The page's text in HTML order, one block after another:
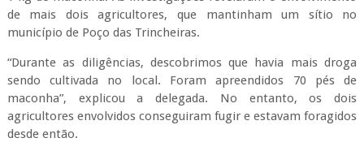
de mais dois agricultores, que mantinham um sítio no
município de Poço das Trincheiras.
“Durante as diligências, descobrimos que havia mais droga
sendo cultivada no local. Foram apreendidos 70 pés de
maconha”, explicou a delegada. No entanto, os dois
agricultores envolvidos conseguiram fugir e estavam foragidos
desde então.